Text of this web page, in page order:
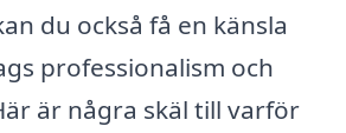
du också få en känsla
professionalism och
är några skäl till varför